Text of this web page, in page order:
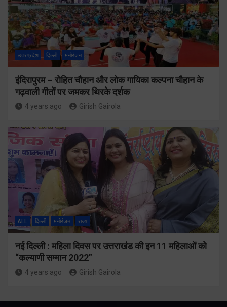
उत्तरप्रदेश दिल्ली मनोरंजन
इंदिरापुरम – रोहित चौहान और लोक गायिका कल्पना चौहान के
गढ़वाली गीतों पर जमकर थिरके दर्शक
4 years ago Girish Gairola
ALL दिल्ली मनोरंजन राज्य
नई दिल्ली : महिला दिवस पर उत्तराखंड की इन 11 महिलाओं को
“कल्याणी सम्मान 2022”
4 years ago Girish Gairola